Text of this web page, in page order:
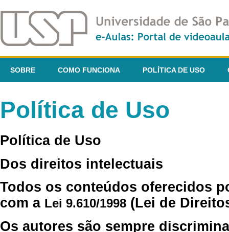
SOBRE COMO FUNCIONA POLÍTICA DE USO
Política de Uso
Política de Uso
Dos direitos intelectuais
Todos os conteúdos oferecidos
com a Lei 9.610/1998 (Lei de
Os autores são sempre